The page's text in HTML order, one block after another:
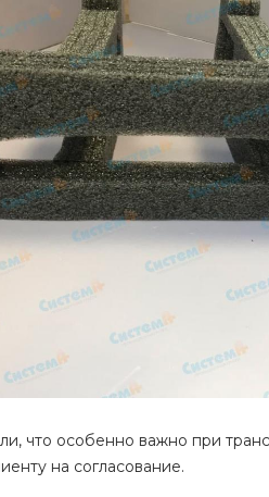
особенно важно при
на согласование.